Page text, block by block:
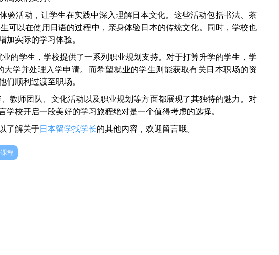
活动，让学生在实践中深入理解日本文化。这些活动包括书法、茶
可以在使用日语的过程中，亲身体验日本的传统文化。同时，学校也
加实际的学习体验。
的学生，学校提供了一系列职业规划支持。对于打算升学的学生，学
学并处理入学申请。而希望就业的学生则能获取有关日本职场的资
们顺利过渡至职场。
教师团队、文化活动以及职业规划等方面都展现了其独特的魅力。对
校开启一段美好的学习旅程绝对是一个值得考虑的选择。
了解关于日本留学找学长的其他内容，欢迎留言哦。
程